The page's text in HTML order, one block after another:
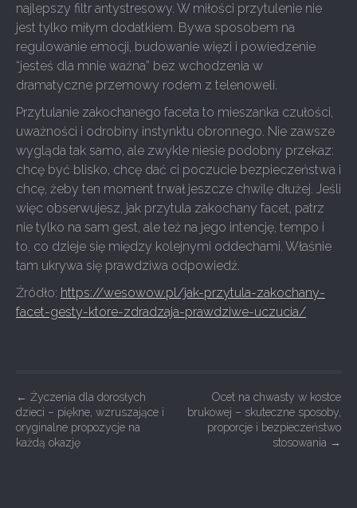
najlepszy filtr antystresowy. W miłości przytulenie nie
jest tylko miłym dodatkiem. Bywa sposobem na
regulowanie emocji, budowanie więzi i powiedzenie
“jesteś dla mnie ważna” bez wchodzenia w
dramatyczne przemowy rodem z telenoweli.
Przytulanie zakochanego faceta to mieszanka czułości,
uważności i odrobiny instynktu obronnego. Nie zawsze
wygląda tak samo, ale zwykle niesie podobny przekaz:
chcę być blisko, chcę dać ci poczucie bezpieczeństwa i
chcę, żeby ten moment trwał jeszcze chwilę dłużej. Jeśli
więc obserwujesz, jak przytula zakochany facet, patrz
nie tylko na sam gest, ale też na jego intencję, tempo i
to, co dzieje się między kolejnymi oddechami. Właśnie
tam ukrywa się prawdziwa odpowiedź.
Źródło: https://wesowow.pl/jak-przytula-zakochany-
facet-gesty-ktore-zdradzaja-prawdziwe-uczucia/
P
o
s
← Życzenia dla dorosłych
dzieci – piękne, wzruszające i
oryginalne propozycje na
każdą okazję
Ocet na chwasty w kostce
brukowej – skuteczne sposoby,
proporcje i bezpieczeństwo
stosowania →